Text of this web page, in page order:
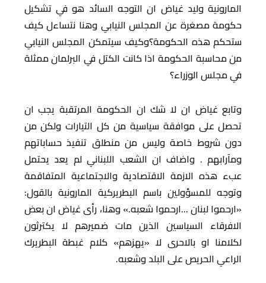
المارونية وليد غياض ان التوجه السائد هو في تشكيل
حكومة مصغرة عن المجلس النيابي وهنا نتساءل كيف
ستحكم هذه الحكومة؟وكيف سيتمكن المجلس النيابي
من محاسبة الحكومة اذا كانت الكتل في البرلمان ممثلة
في مجلس الوزراء؟
وتابع غياض ان لا شك ان الحكومة المرتقبة يجب ان
تحصل على موافقة سياسية من كل التيارات ولكن من
دون شروط خاصة وليس من منطلق تنفيذ حساباتهم
ومآرابهم . واضاف ان الشعب اللبناني لم يعد يحتمل
عبء هذه الازمة الاقتصادية والاجتماعية المتفاقمة
وتوجه للمسؤولين باسم البطريركية المارونية بالقول:
«ارحموا لبنان …ارحموا شعبه.» وهنا، رأى غياض ان بعض
الافرقاء السياسين الذين مات ضميرهم لا يكترثون
لكلامنا او بالاحرى لا «يهزهم» كلام غبطة البطريرك
الراعي الحريص على البلد وشعبه.